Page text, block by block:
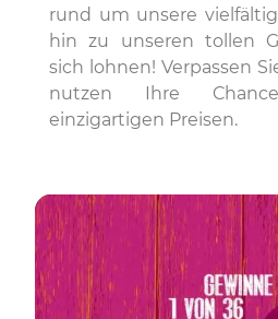
rund um unsere
hin zu unseren tollen
sich lohnen! Verpassen
nutzen Ihre
einzigartigen Preisen.